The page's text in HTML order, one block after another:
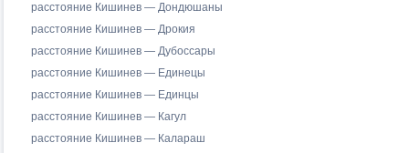
расстояние Кишинев — Дондюшаны
расстояние Кишинев — Дрокия
расстояние Кишинев — Дубоссары
расстояние Кишинев — Единецы
расстояние Кишинев — Единцы
расстояние Кишинев — Кагул
расстояние Кишинев — Калараш